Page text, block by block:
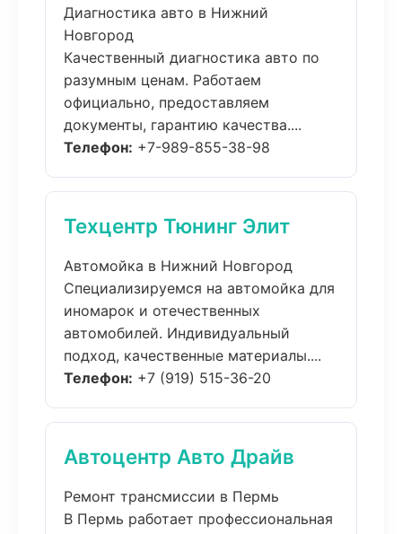
Диагностика авто в Нижний
Новгород
Качественный диагностика авто по
разумным ценам. Работаем
официально, предоставляем
документы, гарантию качества....
Телефон: +7-989-855-38-98
Техцентр Тюнинг Элит
Автомойка в Нижний Новгород
Специализируемся на автомойка для
иномарок и отечественных
автомобилей. Индивидуальный
подход, качественные материалы....
Телефон: +7 (919) 515-36-20
Автоцентр Авто Драйв
Ремонт трансмиссии в Пермь
В Пермь работает профессиональная